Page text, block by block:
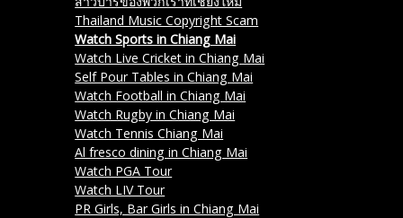
Thailand Music Copyright Scam
Watch Sports in Chiang Mai
Watch Live Cricket in Chiang Mai
Self Pour Tables in Chiang Mai
Watch Football in Chiang Mai
Watch Rugby in Chiang Mai
Watch Tennis Chiang Mai
Al fresco dining in Chiang Mai
Watch PGA Tour
Watch LIV Tour
PR Girls, Bar Girls in Chiang Mai